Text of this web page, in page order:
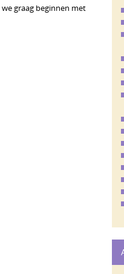
graag beginnen met